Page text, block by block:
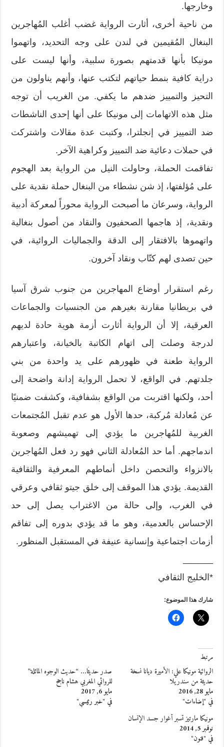
وخارجها.
من ناحية أخرى، أثارت الرواية غضب أغلب المُهاجرين
البنغال المُقيمين في لندن على وجه التحديد، واتهموا
مونيكا بأنها قدمتهم بصورة سلبية، وأنها ليست على
دراية كافية بنمط حياتهم لتكتب عنها، وأنهم يناولون من
التحيز والتمييز ضدهم ما يكفي. من الغريب أن توجه
مثل هذه الاتهامات إلى مونيكا على أنها إحدى الناشطات
ضد التمييز في إنجلترا، وكتبت عدة مقالات واشتركت
في حملات دعائية ضد التمييز وكراهية الآخر.
تفاقمت الحملة، وحاولت النيل من الرواية بعد الهجوم
على مُؤلفتها، إذ شن نشطاء من البنغال حملة نقدية على
الرواية، وسرعان ما أصبحت الرواية محوراً لمعركة أدبية
ونقدية، إذ هاجمها الصحفيون والنقاد من أصول بنغالية
واتهموها بالافتقار إلى الدقة والجماليات الروائية، في
حين تصدى لهم كتّاب ونقاد آخرون.
رغم استقرار أوضاع المهاجرين من جنوب شرق آسيا
في بريطانيا مقارنة بغيرهم من الجنسيات والجماعات
العرقية، إلا أن الرواية أثارت أزمة هوية حادة لديهم
لدرجة وصلت إلى اتهام الكاتبة بالخيانة، واعتبارهم
الرواية طعنة في ظهورهم على يد واحدة من بني
جلدتهم. في الواقع، لا تحمل الرواية إدانة واضحة إلى
أحد، ولكنها اقتربت من الواقع بشفافية، وكشفت ضمنيًا
عن مُعادلة مُركبة، حدها الأول هو عدم تقبل المُجتمعات
الغربية للمُهاجرين ما يؤدي إلى تهميشهم وصعوبة
اندماجهم. أما حد المُعادلة الثاني فهو رد فعل المُهاجرين
بالانزواء والتحصن داخل أنماطهم المعرفية والثقافية
القديمة. يؤدي هذا الموقف إلى خلق جيتو ثقافي وعرقي
في الغرب، وإلى حالة من الاغتراب يصل إلى حد
الإحساس بالعدمية، وهو ما قد يؤدي بدوره إلى تفاقم
أزمات اجتماعية وإنسانية عنيفة في المستقبل المنظور.
*الخليج الثقافي
شارك هذا الموضوع:
مرتبط
الروائية مونيكا علي: الأميرة ديانا نسخة
حديثة من سندريلا
مايو 28, 2016
في "إضاءات"
صدر حديثًا… “حديث الوجوه المائلة”
للروائي المغربي هشام ناجح
مايو 6, 2017
في "خبر رئيسي"
مونيكا مارتيز تسبر أغوار جسد الإنسان
نوفمبر 5, 2014
في "فنون"